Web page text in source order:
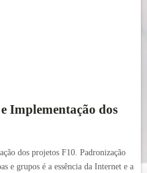
Implementação dos
dos projetos F10. Padronização
e grupos é a essência da Internet e a